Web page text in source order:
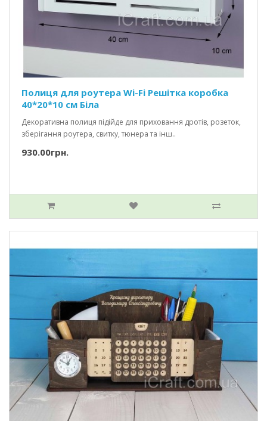
Полиця для роутера Wi-Fi Решітка коробка
40*20*10 см Біла
Декоративна полиця підійде для приховання дротів, розеток,
зберігання роутера, свитку, тюнера та інш..
930.00грн.